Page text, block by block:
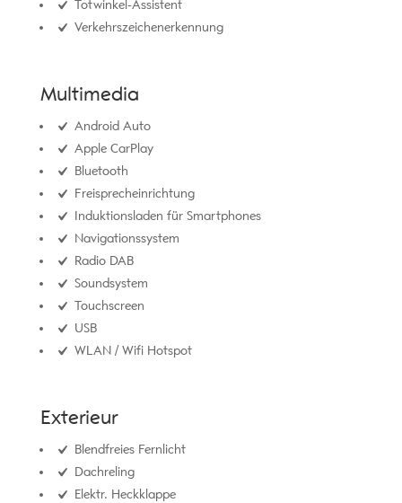
Totwinkel-Assistent
Verkehrszeichenerkennung
Multimedia
Android Auto
Apple CarPlay
Bluetooth
Freisprecheinrichtung
Induktionsladen für Smartphones
Navigationssystem
Radio DAB
Soundsystem
Touchscreen
USB
WLAN / Wifi Hotspot
Exterieur
Blendfreies Fernlicht
Dachreling
Elektr. Heckklappe